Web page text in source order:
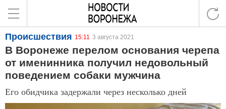
Происшествия 15:11 3 августа 2021
В Воронеже перелом основания черепа
от именинника получил недовольный
поведением собаки мужчина
Его обидчика задержали через несколько дней